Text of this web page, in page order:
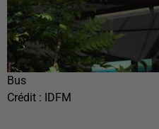
Bus
Crédit : IDFM